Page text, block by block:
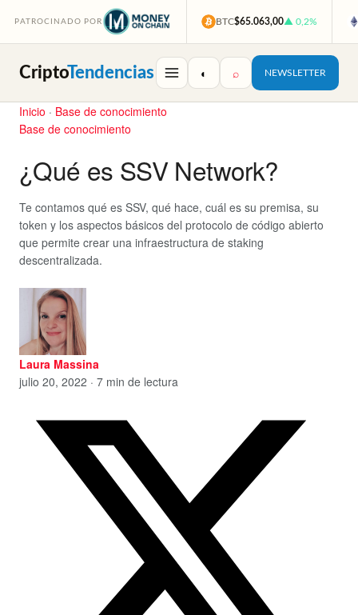
PATROCINADO POR BTC$65.063,00▲ 0,2%
CriptoTendencias ◐ ⌕ NEWSLETTER
Inicio · Base de conocimiento
Base de conocimiento
¿Qué es SSV Network?
Te contamos qué es SSV, qué hace, cuál es su premisa, su
token y los aspectos básicos del protocolo de código abierto
que permite crear una infraestructura de staking
descentralizada.
Laura Massina
julio 20, 2022 · 7 min de lectura